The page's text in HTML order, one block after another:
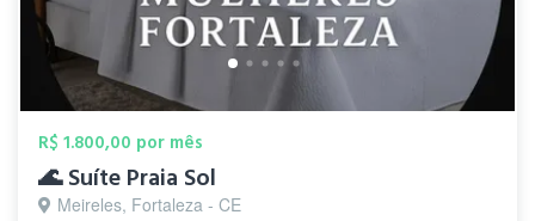
R$ 1.800,00 por mês
🌊 Suíte Praia Sol
Meireles, Fortaleza - CE